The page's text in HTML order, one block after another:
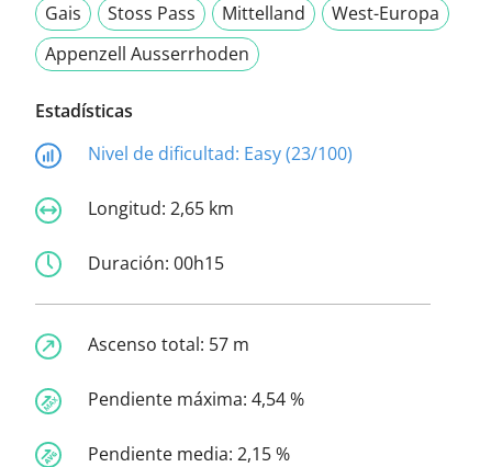
Gais
Stoss Pass Mittelland
West-Europa
Appenzell Ausserrhoden
Estadísticas
Nivel de dificultad: Easy (23/100)
Longitud: 2,65 km
Duración: 00h15
Ascenso total: 57 m
Pendiente máxima: 4,54 %
Pendiente media: 2,15 %